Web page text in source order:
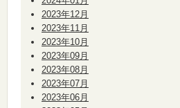
2023年12月
2023年11月
2023年10月
2023年09月
2023年08月
2023年07月
2023年06月